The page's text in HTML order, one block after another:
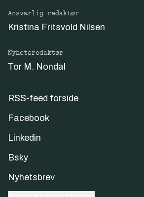
Ansvarlig redaktør
Kristina Fritsvold Nilsen
Nyhetsredaktør
Tor M. Nondal
RSS-feed forside
Facebook
Linkedin
Bsky
Nyhetsbrev